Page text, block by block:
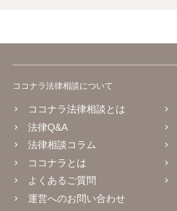
ココナラ法律相談について
ココナラ法律相談とは
法律Q&A
法律相談コラム
ココナラとは
よくあるご質問
運営へのお問い合わせ